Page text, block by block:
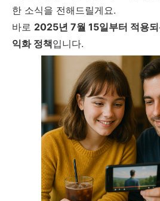
한 소식을 전해드릴게요.
바로 2025년 7월 15일부터 적용
익화 정책입니다.